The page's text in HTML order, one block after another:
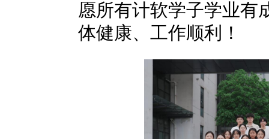
愿所有计软学子学业有
体健康、工作顺利！